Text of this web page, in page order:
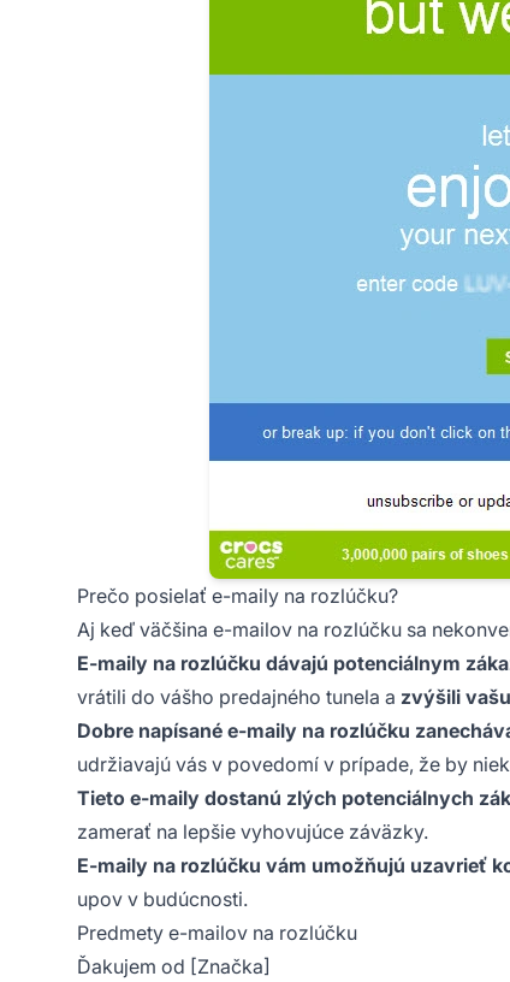
Prečo posielať e-maily na rozlúčku?
Aj keď väčšina e-mailov na rozlúčku sa
E-maily na rozlúčku dávajú potenciálnym
vrátili do vášho predajného tunela a zvýšili
Dobre napísané e-maily na rozlúčku
udržiavajú vás v povedomí v prípade, že by
Tieto e-maily dostanú zlých potenciálnych
zamerať na lepšie vyhovujúce záväzky.
E-maily na rozlúčku vám umožňujú uzavrieť
upov v budúcnosti.
Predmety e-mailov na rozlúčku
Ďakujem od [Značka]